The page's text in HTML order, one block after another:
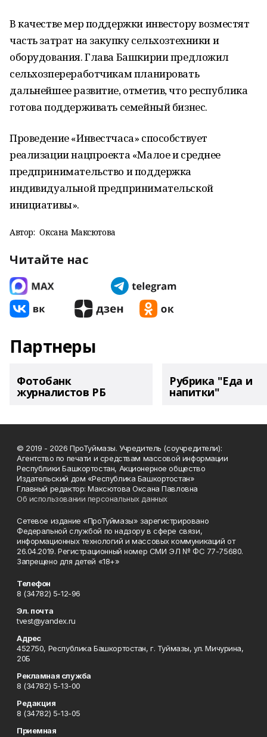
В качестве мер поддержки инвестору возместят
часть затрат на закупку сельхозтехники и
оборудования. Глава Башкирии предложил
сельхозпереработчикам планировать
дальнейшее развитие, отметив, что республика
готова поддерживать семейный бизнес.
Проведение «Инвестчаса» способствует
реализации нацпроекта «Малое и среднее
предпринимательство и поддержка
индивидуальной предпринимательской
инициативы».
Автор: Оксана Максютова
Читайте нас
Партнеры
Фотобанк
журналистов РБ
Рубрика "Еда и
напитки"
© 2019 - 2026 ПроТуймазы. Учредитель (соучредители):
Агентство по печати и средствам массовой информации
Республики Башкортостан, Акционерное общество
Издательский дом «Республика Башкортостан»
Главный редактор: Максютова Оксана Павловна
Об использовании персональных данных
Сетевое издание «ПроТуймазы» зарегистрировано
Федеральной службой по надзору в сфере связи,
информационных технологий и массовых коммуникаций от
26.04.2019. Регистрационный номер СМИ ЭЛ № ФС 77-75680.
Запрещено для детей «18+»
Телефон
8 (34782) 5-12-96
Эл. почта
tvest@yandex.ru
Адрес
452750, Республика Башкортостан, г. Туймазы, ул. Мичурина,
20Б
Рекламная служба
8 (34782) 5-13-00
Редакция
8 (34782) 5-13-05
Приемная